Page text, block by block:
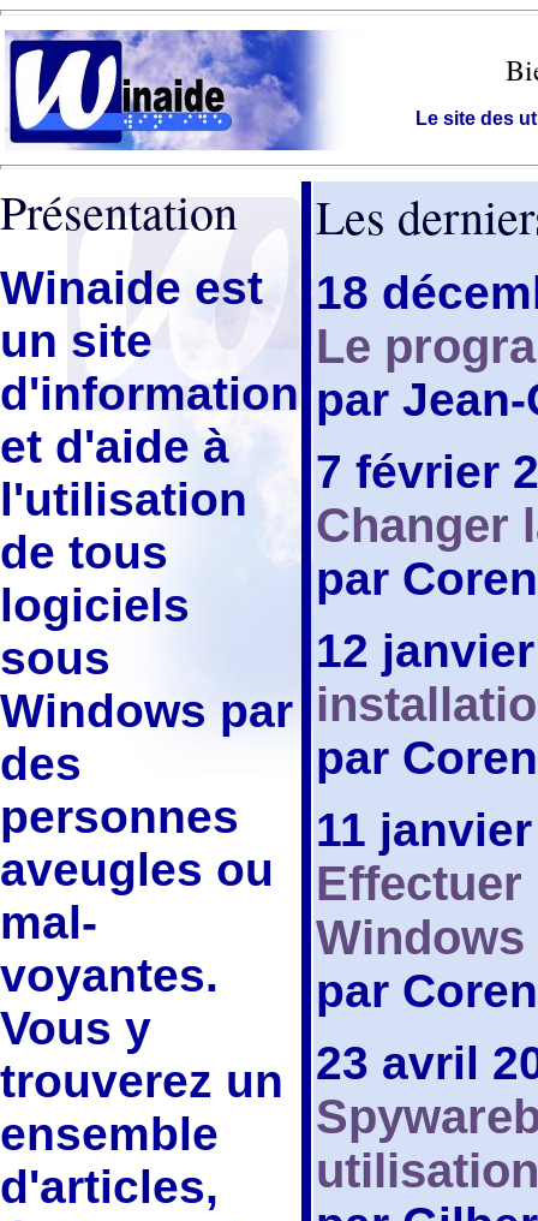
Le site des
Présentation
Winaide est
un site
d'information
et d'aide à
l'utilisation
de tous
logiciels
sous
Windows par
des
personnes
aveugles ou
mal-
voyantes.
Vous y
trouverez un
ensemble
d'articles,
Les
18
Le
par
7 février
Changer
par
12
par
11
Effectuer
Windows
par
23 avril
utilisation